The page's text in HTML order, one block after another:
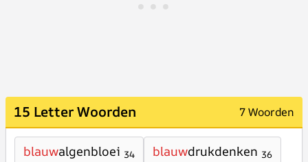
15 Letter Woorden 7 Woorden
blauwalgenbloei 34 blauwdrukdenken 36